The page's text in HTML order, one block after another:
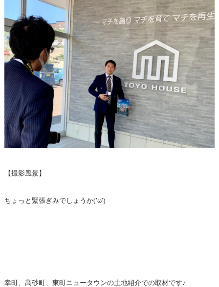
【撮影風景】
ちょっと緊張ぎみでしょうか('ω')
幸町、高砂町、東町ニュータウンの土地紹介での取材です♪